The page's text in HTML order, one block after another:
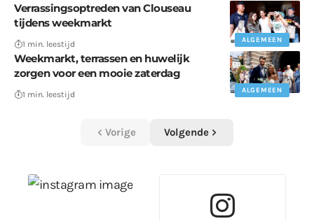
ALGEMEEN
Verrassingsoptreden van Clouseau
tijdens weekmarkt
1 min. leestijd
ALGEMEEN
Weekmarkt, terrassen en huwelijk
zorgen voor een mooie zaterdag
1 min. leestijd
Vorige Volgende